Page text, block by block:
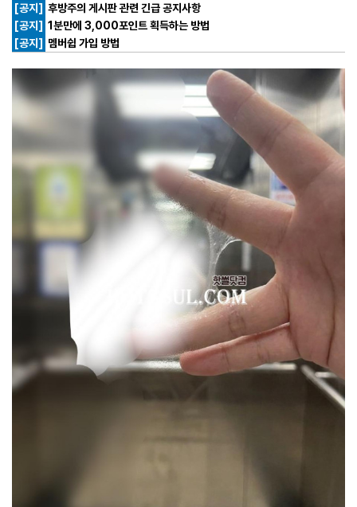
[공지] 후방주의 게시판 관련 긴급 공지사항
[공지] 1분만에 3,000포인트 획득하는 방법
[공지]
멤버쉽 가입 방법